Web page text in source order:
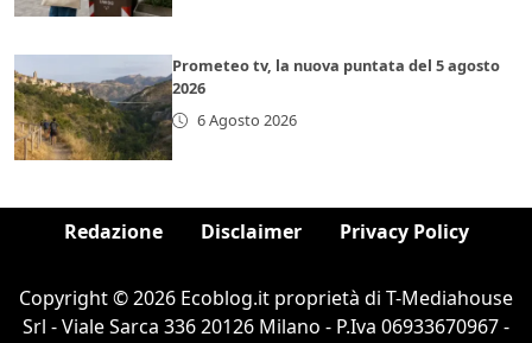
Prometeo tv, la nuova puntata del 5 agosto
2026
6 Agosto 2026
Redazione Disclaimer Privacy Policy
Copyright © 2026 Ecoblog.it proprietà di T-Mediahouse
Srl - Viale Sarca 336 20126 Milano - P.Iva 06933670967 -